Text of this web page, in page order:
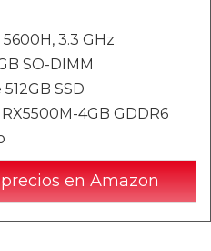
3.3 GHz
SO-DIMM
SSD
4GB GDDR6
en Amazon